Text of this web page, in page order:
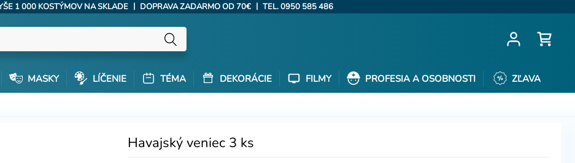
1 000 KOSTÝMOV NA SKLADE | DOPRAVA ZADARMO OD 70€ | TEL. 0950 585 486
MASKY LÍČENIE TÉMA DEKORÁCIE FILMY PROFESIA A OSOBNOSTI ZĽAVA
Havajský veniec 3 ks